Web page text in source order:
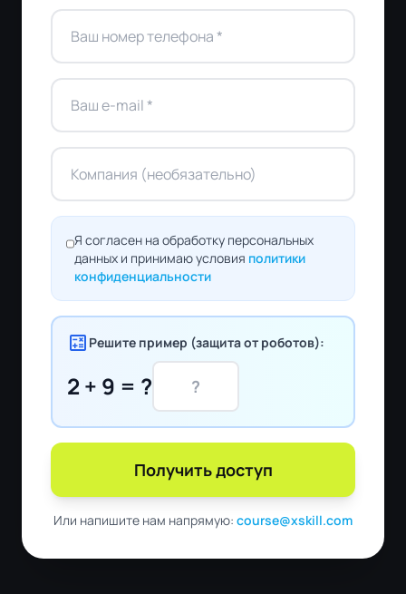
Я согласен на обработку персональных
данных и принимаю условия политики
конфиденциальности
calculate Решите пример (защита от роботов):
2 + 9 = ?
Получить доступ
Или напишите нам напрямую: course@xskill.com